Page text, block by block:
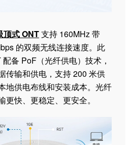
顶式 ONT支持 160MHz 带
的双频无线连接速度。此
备 PoF（光纤供电）技术，
传输和供电，支持 200 米供
地供电布线和安装成本。光纤
更快、更稳定、更安全。